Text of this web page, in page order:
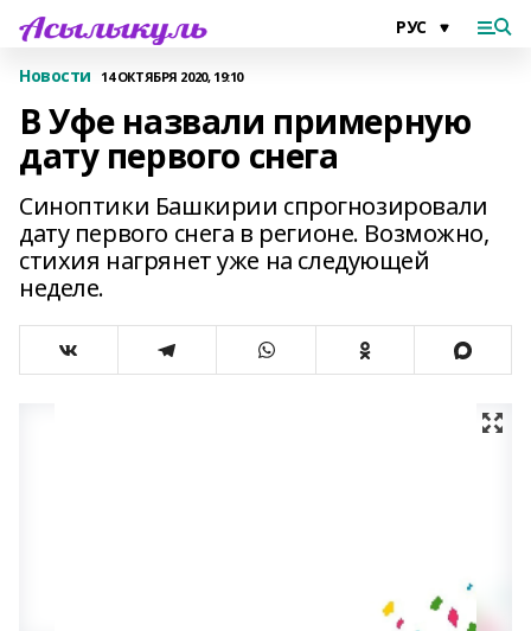
Новости 14 ОКТЯБРЯ 2020, 19:10
В Уфе назвали примерную
дату первого снега
Синоптики Башкирии спрогнозировали
дату первого снега в регионе. Возможно,
стихия нагрянет уже на следующей
неделе.